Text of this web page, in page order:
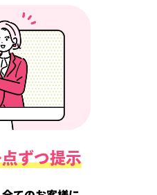
ずつ提示